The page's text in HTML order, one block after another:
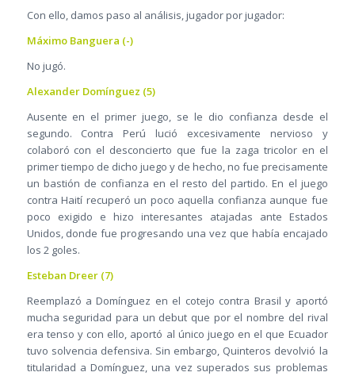
Con ello, damos paso al análisis, jugador por jugador:
Máximo Banguera (-)
No jugó.
Alexander Domínguez (5)
Ausente en el primer juego, se le dio confianza desde el
segundo. Contra Perú lució excesivamente nervioso y
colaboró con el desconcierto que fue la zaga tricolor en el
primer tiempo de dicho juego y de hecho, no fue precisamente
un bastión de confianza en el resto del partido. En el juego
contra Haití recuperó un poco aquella confianza aunque fue
poco exigido e hizo interesantes atajadas ante Estados
Unidos, donde fue progresando una vez que había encajado
los 2 goles.
Esteban Dreer (7)
Reemplazó a Domínguez en el cotejo contra Brasil y aportó
mucha seguridad para un debut que por el nombre del rival
era tenso y con ello, aportó al único juego en el que Ecuador
tuvo solvencia defensiva. Sin embargo, Quinteros devolvió la
titularidad a Domínguez, una vez superados sus problemas